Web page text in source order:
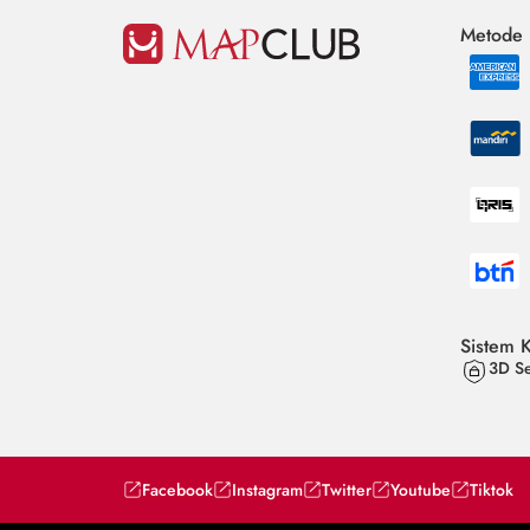
Metode
Sistem
3D
Facebook Instagram Twitter Youtube Tiktok